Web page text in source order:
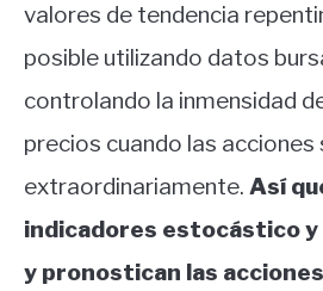
valores de tendencia
posible utilizando datos
controlando la inmensidad
precios cuando las acciones
extraordinariamente. Así
indicadores estocástico y
y pronostican las